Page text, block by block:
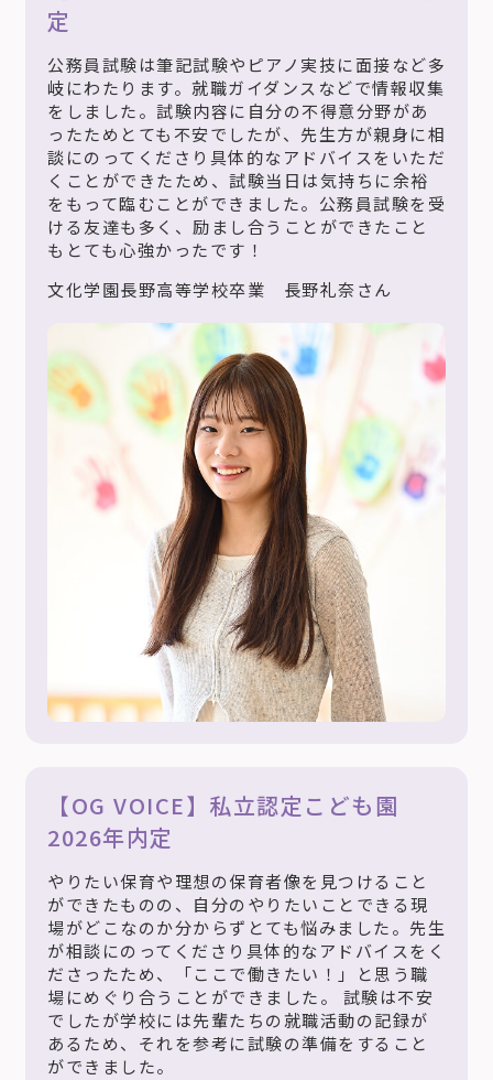
定
公務員試験は筆記試験やピアノ実技に面接など多
岐にわたります。就職ガイダンスなどで情報収集
をしました。試験内容に自分の不得意分野があ
ったためとても不安でしたが、先生方が親身に相
談にのってくださり具体的なアドバイスをいただ
くことができたため、試験当日は気持ちに余裕
をもって臨むことができました。公務員試験を受
ける友達も多く、励まし合うことができたこと
もとても心強かったです！
文化学園長野高等学校卒業 長野礼奈さん
【OG VOICE】私立認定こども園
2026年内定
やりたい保育や理想の保育者像を見つけること
ができたものの、自分のやりたいことできる現
場がどこなのか分からずとても悩みました。先生
が相談にのってくださり具体的なアドバイスをく
ださったため、「ここで働きたい！」と思う職
場にめぐり合うことができました。 試験は不安
でしたが学校には先輩たちの就職活動の記録が
あるため、それを参考に試験の準備をすること
ができました。